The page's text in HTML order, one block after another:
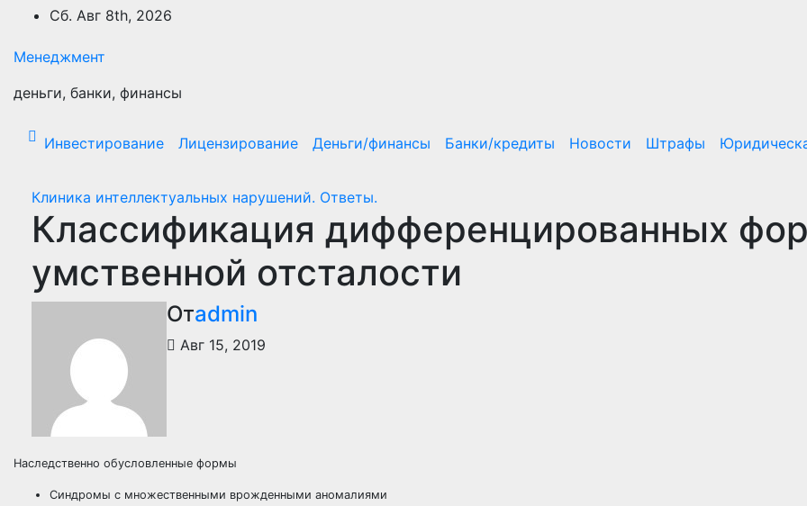
Перейти
содержимому
Сб. Авг 8th, 2026
Менеджмент
деньги, банки, финансы
Инвестирование Лицензирование Деньги/финансы Банки/кредиты Новости Штрафы
Клиника интеллектуальных нарушений. Ответы.
Классификация дифференцированных
умственной отсталости
Отadmin
Авг 15, 2019
Наследственно обусловленные формы
Синдромы с множественными врожденными аномалиями